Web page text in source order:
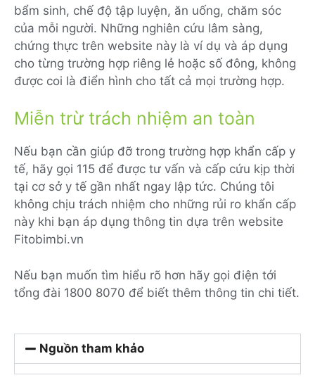
bẩm sinh, chế độ tập luyện, ăn uống, chăm sóc
của mỗi người. Những nghiên cứu lâm sàng,
chứng thực trên website này là ví dụ và áp dụng
cho từng trường hợp riêng lẻ hoặc số đông, không
được coi là điển hình cho tất cả mọi trường hợp.
Miễn trừ trách nhiệm an toàn
Nếu bạn cần giúp đỡ trong trường hợp khẩn cấp y
tế, hãy gọi 115 để được tư vấn và cấp cứu kịp thời
tại cơ sở y tế gần nhất ngay lập tức. Chúng tôi
không chịu trách nhiệm cho những rủi ro khẩn cấp
này khi bạn áp dụng thông tin dựa trên website
Fitobimbi.vn
Nếu bạn muốn tìm hiểu rõ hơn hãy gọi điện tới
tổng đài 1800 8070 để biết thêm thông tin chi tiết.
Nguồn tham khảo